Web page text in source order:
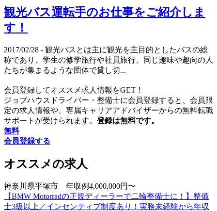
観光バス運転手のお仕事をご紹介しま
す！
2017/02/28 - 観光バスとは主に観光を主目的としたバスの総
称であり、学生の修学旅行や社員旅行、同じ趣味や趣向の人
たちが集まるような団体で貸し切...
会員登録してオススメ求人情報をGET！
ジョブハウスドライバー・整備士に会員登録すると、会員限
定の求人情報や、専属キャリアアドバイザーからの無料転職
サポートが受けられます。 登録は無料です。
無料
会員登録する
オススメの求人
神奈川県平塚市 年収例4,000,000円〜
【BMW Motorradの正規ディーラーで二輪整備士に！】整備
士3級以上／インセンティブ制度あり！実務未経験から年収